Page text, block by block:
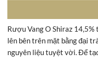
Rượu Vang O Shiraz
lên bên trên mặt bằng đại
nguyên liệu tuyệt vời. Để